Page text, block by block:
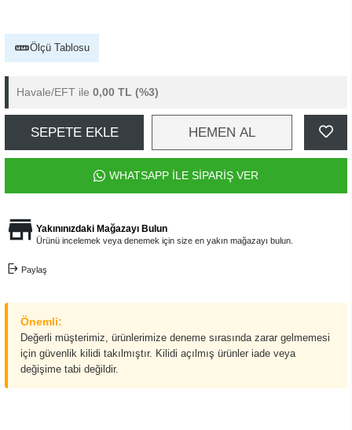
Ölçü Tablosu
Havale/EFT ile 0,00 TL (%3)
SEPETE EKLE HEMEN AL
WHATSAPP İLE SİPARİŞ VER
Yakınınızdaki Mağazayı Bulun
Ürünü incelemek veya denemek için size en yakın mağazayı bulun.
Paylaş
Önemli:
Değerli müşterimiz, ürünlerimize deneme sırasında zarar gelmemesi
için güvenlik kilidi takılmıştır. Kilidi açılmış ürünler iade veya
değişime tabi değildir.